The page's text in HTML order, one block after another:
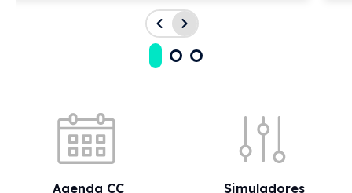
Agenda CC Simuladores